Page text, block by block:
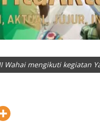
Wahai mengikuti kegiatan